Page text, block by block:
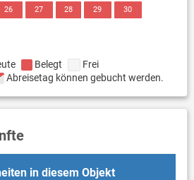
26 27 28 29 30
Belegt
Frei
Abreisetag können gebucht werden.
in diesem Objekt